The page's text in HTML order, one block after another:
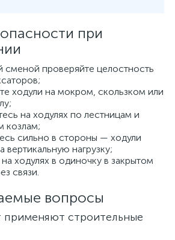
при
сменой проверяйте целостность
ходули на мокром, скользком или
на ходулях по лестницам и
козлам;
сильно в стороны — ходули
вертикальную нагрузку;
ходулях в одиночку в закрытом
связи.
вопросы
применяют строительные